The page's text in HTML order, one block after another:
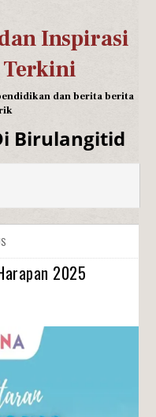
Inspirasi
dan berita berita
Birulangitid
2025